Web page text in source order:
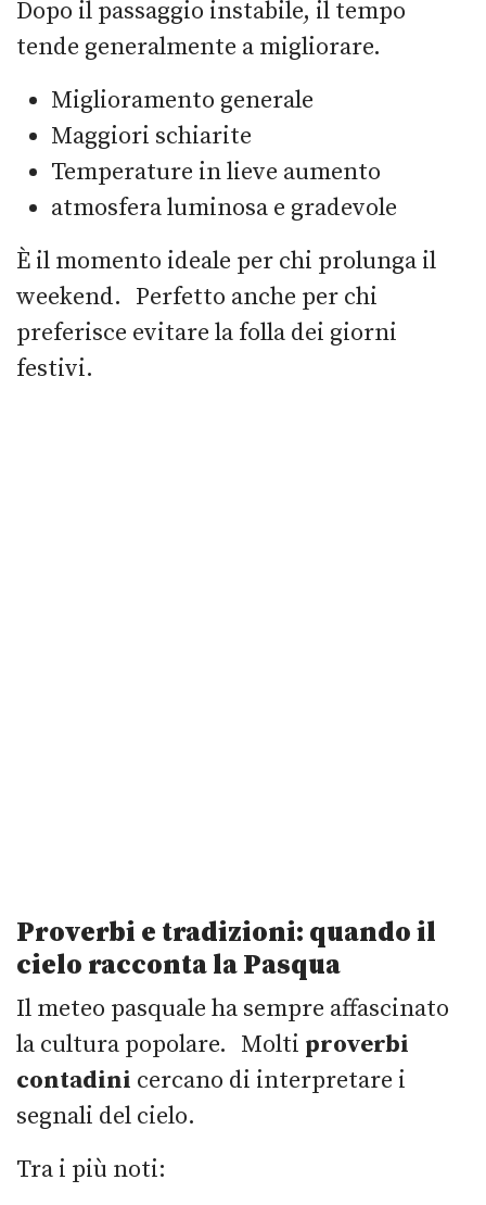
Dopo il passaggio instabile, il tempo
tende generalmente a migliorare.
Miglioramento generale
Maggiori schiarite
Temperature in lieve aumento
atmosfera luminosa e gradevole
È il momento ideale per chi prolunga il
weekend. Perfetto anche per chi
preferisce evitare la folla dei giorni
festivi.
Proverbi e tradizioni: quando il
cielo racconta la Pasqua
Il meteo pasquale ha sempre affascinato
la cultura popolare. Molti proverbi
contadini cercano di interpretare i
segnali del cielo.
Tra i più noti: